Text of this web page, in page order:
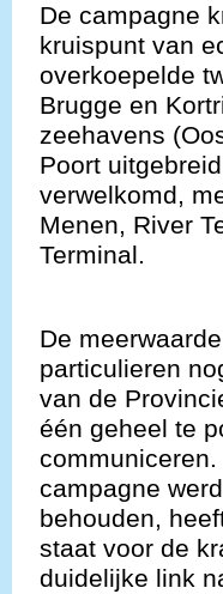
De campagne
kruispunt van
overkoepelde
Brugge en
zeehavens
Poort
verwelkomd,
Menen, River
Terminal.
De
particulieren
van de
één geheel te
campagne
behouden,
staat voor de
duidelijke link